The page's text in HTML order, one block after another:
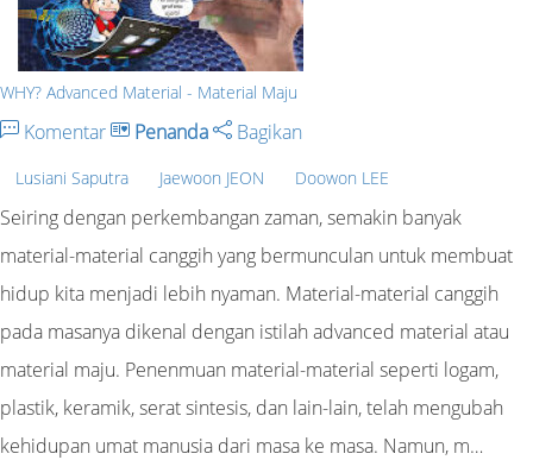
WHY? Advanced Material - Material Maju
Komentar Penanda Bagikan
Lusiani Saputra Jaewoon JEON Doowon LEE
Seiring dengan perkembangan zaman, semakin banyak
material-material canggih yang bermunculan untuk membuat
hidup kita menjadi lebih nyaman. Material-material canggih
pada masanya dikenal dengan istilah advanced material atau
material maju. Penenmuan material-material seperti logam,
plastik, keramik, serat sintesis, dan lain-lain, telah mengubah
kehidupan umat manusia dari masa ke masa. Namun, m…